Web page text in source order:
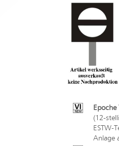
(12-
ESTW-
Anlage